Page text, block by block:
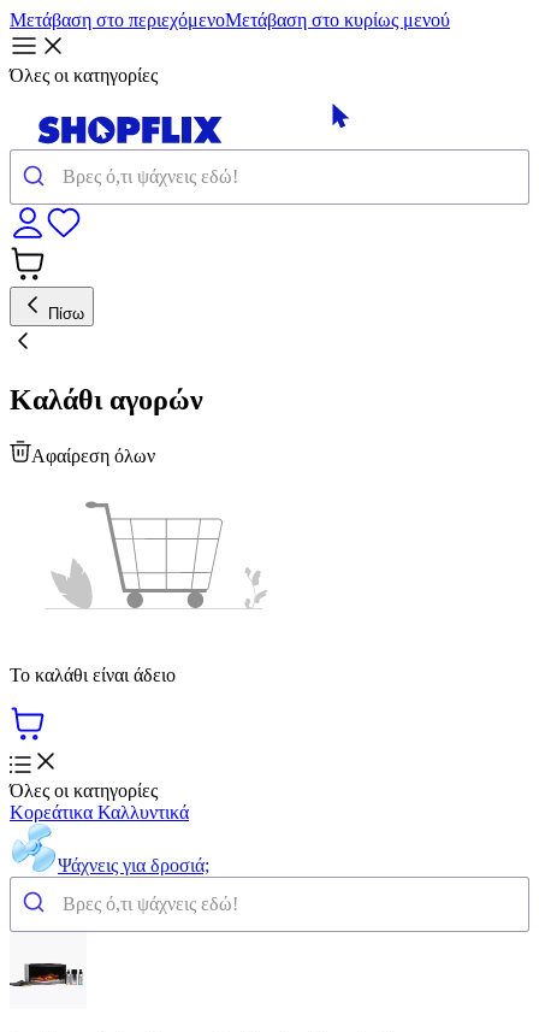
Μετάβαση στο περιεχόμενοΜετάβαση στο κυρίως μενού
Όλες οι κατηγορίες
Πίσω
Καλάθι αγορών
Αφαίρεση όλων
Το καλάθι είναι άδειο
Όλες οι κατηγορίες
Κορεάτικα Καλλυντικά
Ψάχνεις για δροσιά;